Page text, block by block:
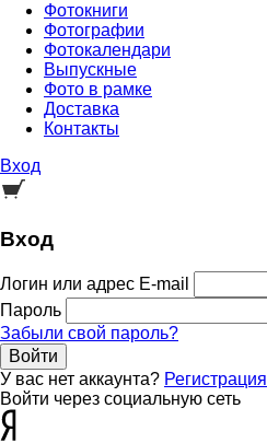
Фотокниги
Фотографии
Фотокалендари
Выпускные
Фото в рамке
Доставка
Контакты
Вход
Вход
Логин или адрес E-mail
Пароль
Забыли свой пароль?
Войти
У вас нет аккаунта? Регистрация
Войти через социальную сеть